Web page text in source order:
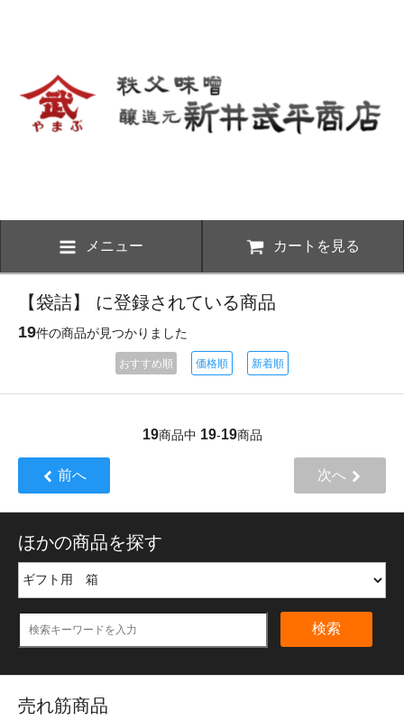
メニュー カートを見る
【袋詰】 に登録されている商品
19件の商品が見つかりました
おすすめ順 価格順 新着順
19商品中 19-19商品
前へ 次へ
ほかの商品を探す
検索
売れ筋商品